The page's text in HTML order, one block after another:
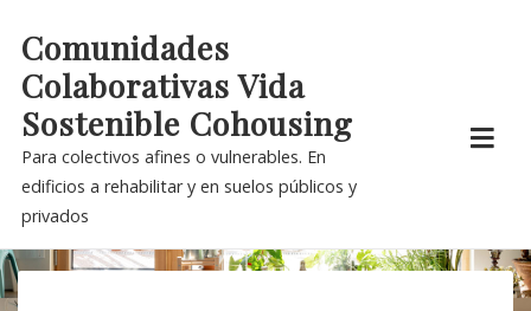
content
Comunidades
Colaborativas Vida
Sostenible Cohousing
Para colectivos afines o vulnerables. En
edificios a rehabilitar y en suelos públicos y
privados